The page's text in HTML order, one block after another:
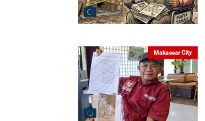
Makassar City